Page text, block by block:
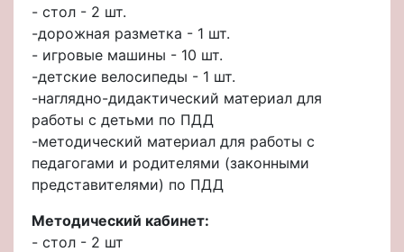
- стол - 2 шт.
-дорожная разметка - 1 шт.
- игровые машины - 10 шт.
-детские велосипеды - 1 шт.
-наглядно-дидактический материал для
работы с детьми по ПДД
-методический материал для работы с
педагогами и родителями (законными
представителями) по ПДД
Методический кабинет:
- стол - 2 шт